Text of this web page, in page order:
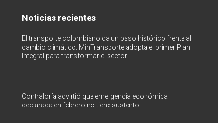
Noticias recientes
El transporte colombiano da un paso histórico frente al
cambio climático: MinTransporte adopta el primer Plan
Integral para transformar el sector
Contraloría advirtió que emergencia económica
declarada en febrero no tiene sustento